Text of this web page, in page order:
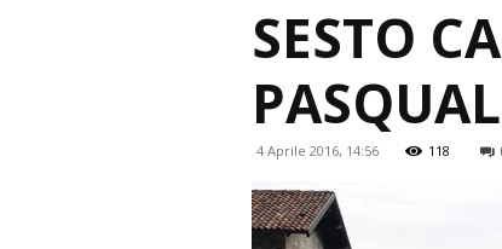
SESTO
4 Aprile 2016, 14:56 118